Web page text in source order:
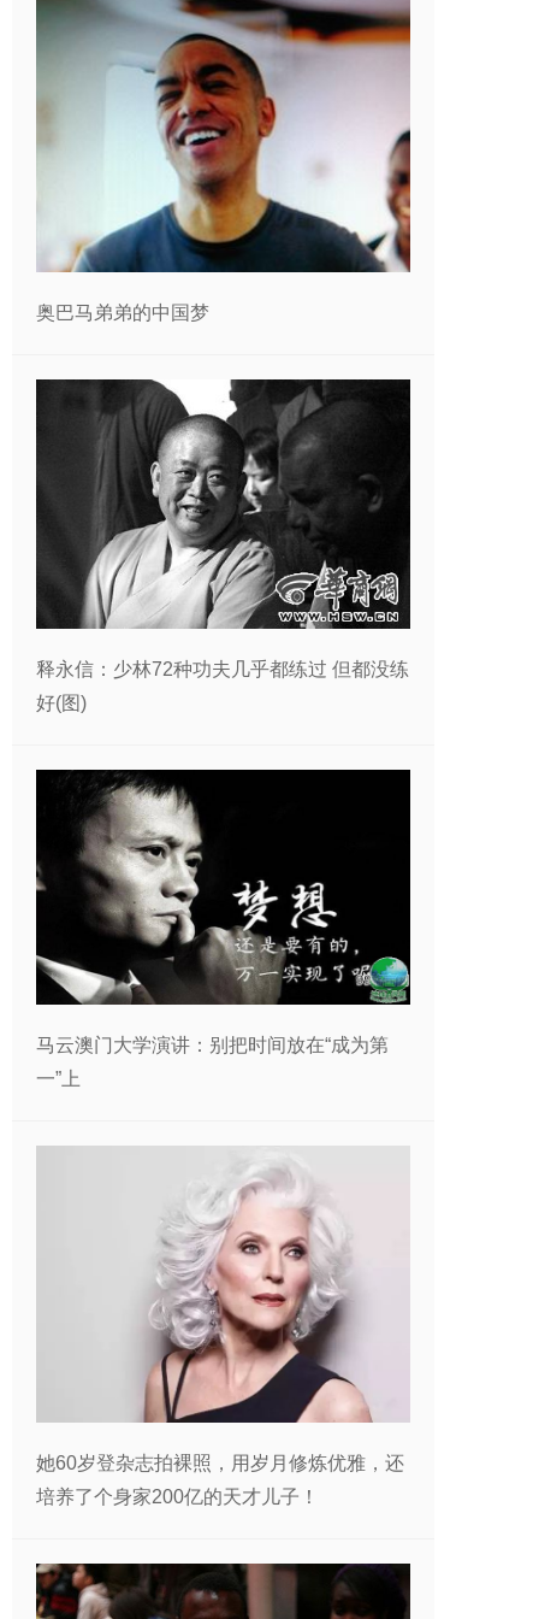
奥巴马弟弟的中国梦
释永信：少林72种功夫几乎都练过 但都没练
好(图)
马云澳门大学演讲：别把时间放在“成为第
一”上
她60岁登杂志拍裸照，用岁月修炼优雅，还
培养了个身家200亿的天才儿子！